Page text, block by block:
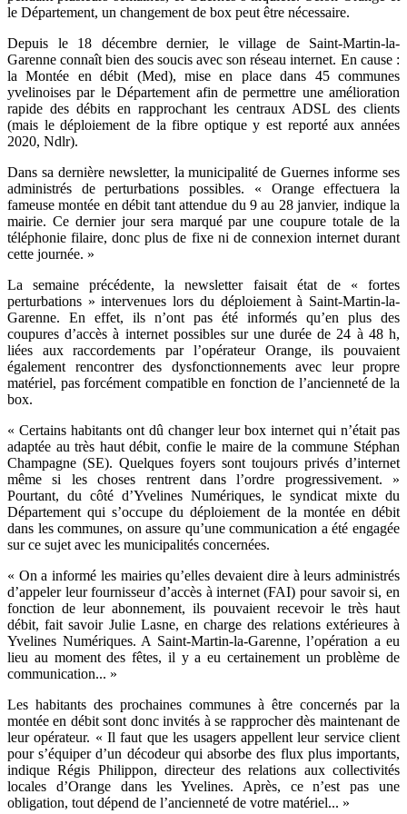
le Département, un changement de box peut être nécessaire.
Depuis le 18 décembre dernier, le village de Saint-Martin-la-
Garenne connaît bien des soucis avec son réseau internet. En cause :
la Montée en débit (Med), mise en place dans 45 communes
yvelinoises par le Département afin de permettre une amélioration
rapide des débits en rapprochant les centraux ADSL des clients
(mais le déploiement de la fibre optique y est reporté aux années
2020, Ndlr).
Dans sa dernière newsletter, la municipalité de Guernes informe ses
administrés de perturbations possibles. « Orange effectuera la
fameuse montée en débit tant attendue du 9 au 28 janvier, indique la
mairie. Ce dernier jour sera marqué par une coupure totale de la
téléphonie filaire, donc plus de fixe ni de connexion internet durant
cette journée. »
La semaine précédente, la newsletter faisait état de « fortes
perturbations » intervenues lors du déploiement à Saint-Martin-la-
Garenne. En effet, ils n’ont pas été informés qu’en plus des
coupures d’accès à internet possibles sur une durée de 24 à 48 h,
liées aux raccordements par l’opérateur Orange, ils pouvaient
également rencontrer des dysfonctionnements avec leur propre
matériel, pas forcément compatible en fonction de l’ancienneté de la
box.
« Certains habitants ont dû changer leur box internet qui n’était pas
adaptée au très haut débit, confie le maire de la commune Stéphan
Champagne (SE). Quelques foyers sont toujours privés d’internet
même si les choses rentrent dans l’ordre progressivement. »
Pourtant, du côté d’Yvelines Numériques, le syndicat mixte du
Département qui s’occupe du déploiement de la montée en débit
dans les communes, on assure qu’une communication a été engagée
sur ce sujet avec les municipalités concernées.
« On a informé les mairies qu’elles devaient dire à leurs administrés
d’appeler leur fournisseur d’accès à internet (FAI) pour savoir si, en
fonction de leur abonnement, ils pouvaient recevoir le très haut
débit, fait savoir Julie Lasne, en charge des relations extérieures à
Yvelines Numériques. A Saint-Martin-la-Garenne, l’opération a eu
lieu au moment des fêtes, il y a eu certainement un problème de
communication... »
Les habitants des prochaines communes à être concernés par la
montée en débit sont donc invités à se rapprocher dès maintenant de
leur opérateur. « Il faut que les usagers appellent leur service client
pour s’équiper d’un décodeur qui absorbe des flux plus importants,
indique Régis Philippon, directeur des relations aux collectivités
locales d’Orange dans les Yvelines. Après, ce n’est pas une
obligation, tout dépend de l’ancienneté de votre matériel... »